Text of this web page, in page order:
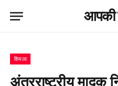
आपकी
शिमला
अंतरराष्ट्रीय मादक